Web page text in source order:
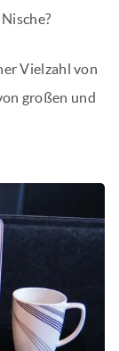
Vielzahl von
großen und